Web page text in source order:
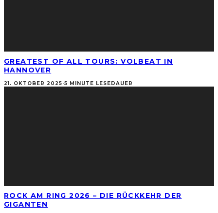
GREATEST OF ALL TOURS: VOLBEAT IN
HANNOVER
21. OKTOBER 2025·5 MINUTE LESEDAUER
ROCK AM RING 2026 – DIE RÜCKKEHR DER
GIGANTEN